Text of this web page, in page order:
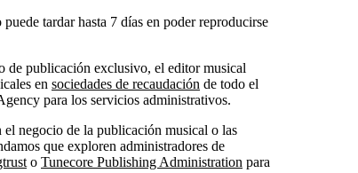
tardar hasta 7 días en poder reproducirse
de publicación exclusivo, el editor musical
en sociedades de recaudación de todo el
para los servicios administrativos.
negocio de la publicación musical o las
que exploren administradores de
o Tunecore Publishing Administration para